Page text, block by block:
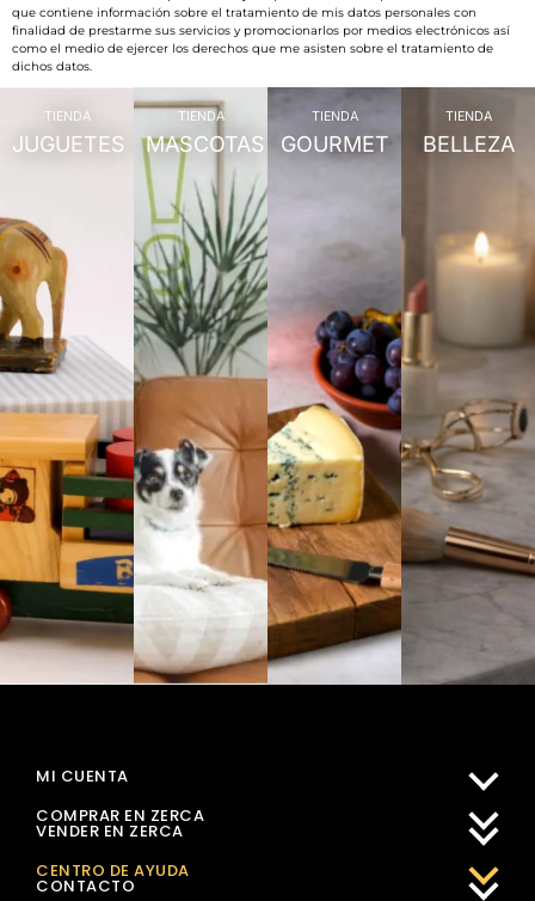
que contiene información sobre el tratamiento de mis datos personales con
finalidad de prestarme sus servicios y promocionarlos por medios electrónicos así
como el medio de ejercer los derechos que me asisten sobre el tratamiento de
dichos datos.
TIENDA
JUGUETES
TIENDA
MASCOTAS
TIENDA
GOURMET
TIENDA
BELLEZA
MI CUENTA
COMPRAR EN ZERCA
VENDER EN ZERCA
CENTRO DE AYUDA
CONTACTO